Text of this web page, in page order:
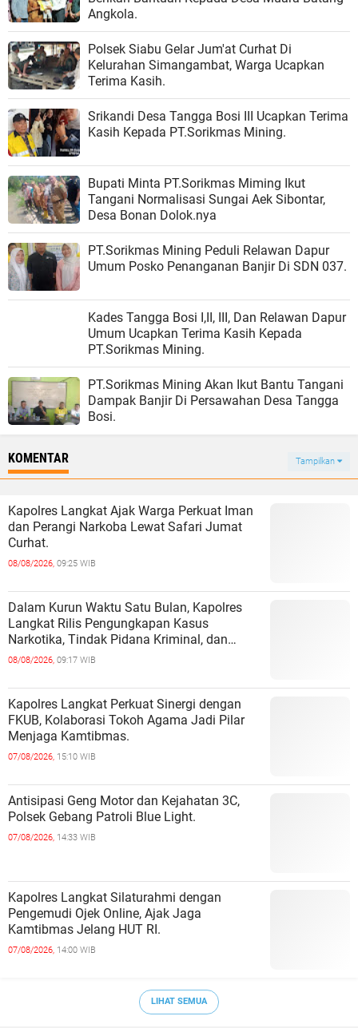
Angkola.
Polsek Siabu Gelar Jum'at Curhat Di
Kelurahan Simangambat, Warga Ucapkan
Terima Kasih.
Srikandi Desa Tangga Bosi III Ucapkan Terima
Kasih Kepada PT.Sorikmas Mining.
Bupati Minta PT.Sorikmas Miming Ikut
Tangani Normalisasi Sungai Aek Sibontar,
Desa Bonan Dolok.nya
PT.Sorikmas Mining Peduli Relawan Dapur
Umum Posko Penanganan Banjir Di SDN 037.
Kades Tangga Bosi I,II, III, Dan Relawan Dapur
Umum Ucapkan Terima Kasih Kepada
PT.Sorikmas Mining.
PT.Sorikmas Mining Akan Ikut Bantu Tangani
Dampak Banjir Di Persawahan Desa Tangga
Bosi.
KOMENTAR Tampilkan
Kapolres Langkat Ajak Warga Perkuat Iman
dan Perangi Narkoba Lewat Safari Jumat
Curhat.
08/08/2026, 09:25 WIB
Dalam Kurun Waktu Satu Bulan, Kapolres
Langkat Rilis Pengungkapan Kasus
Narkotika, Tindak Pidana Kriminal, dan
Kekerasan Seksual terhadap Anak.
08/08/2026, 09:17 WIB
Kapolres Langkat Perkuat Sinergi dengan
FKUB, Kolaborasi Tokoh Agama Jadi Pilar
Menjaga Kamtibmas.
07/08/2026, 15:10 WIB
Antisipasi Geng Motor dan Kejahatan 3C,
Polsek Gebang Patroli Blue Light.
07/08/2026, 14:33 WIB
Kapolres Langkat Silaturahmi dengan
Pengemudi Ojek Online, Ajak Jaga
Kamtibmas Jelang HUT RI.
07/08/2026, 14:00 WIB
LIHAT SEMUA